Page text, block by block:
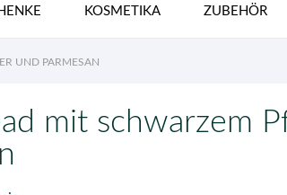
KOSMETIKA ZUBEHÖR
UND PARMESAN
mit schwarzem